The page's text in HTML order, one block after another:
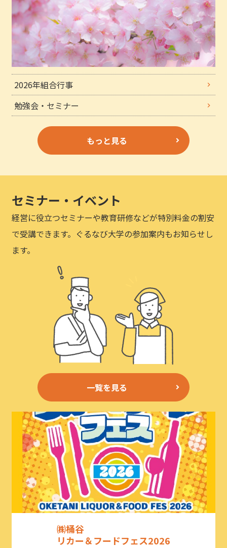
2026年組合行事
勉強会・セミナー
もっと見る
セミナー・イベント
経営に役立つセミナーや教育研修などが特別料金の割安
で受講できます。ぐるなび大学の参加案内もお知らせし
ます。
一覧を見る
㈱桶谷
リカー＆フードフェス2026